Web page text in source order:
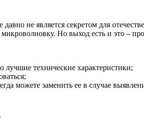
не является секретом для
Но выход есть и это –
лучшие технические характеристики;
можете заменить ее в случае